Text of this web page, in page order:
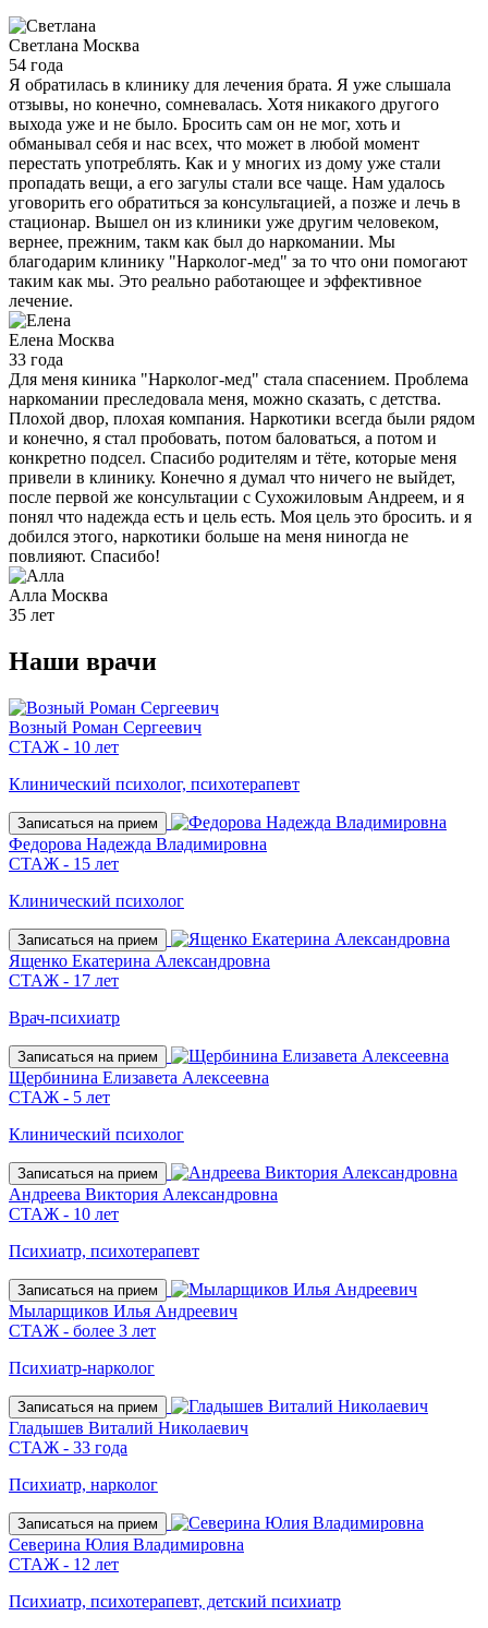
Светлана Москва
54 года
Я обратилась в клинику для лечения брата. Я уже слышала
отзывы, но конечно, сомневалась. Хотя никакого другого
выхода уже и не было. Бросить сам он не мог, хоть и
обманывал себя и нас всех, что может в любой момент
перестать употреблять. Как и у многих из дому уже стали
пропадать вещи, а его загулы стали все чаще. Нам удалось
уговорить его обратиться за консультацией, а позже и лечь в
стационар. Вышел он из клиники уже другим человеком,
вернее, прежним, такм как был до наркомании. Мы
благодарим клинику "Нарколог-мед" за то что они помогают
таким как мы. Это реально работающее и эффективное
лечение.
Елена Москва
33 года
Для меня киника "Нарколог-мед" стала спасением. Проблема
наркомании преследовала меня, можно сказать, с детства.
Плохой двор, плохая компания. Наркотики всегда были рядом
и конечно, я стал пробовать, потом баловаться, а потом и
конкретно подсел. Спасибо родителям и тёте, которые меня
привели в клинику. Конечно я думал что ничего не выйдет,
после первой же консультации с Сухожиловым Андреем, и я
понял что надежда есть и цель есть. Моя цель это бросить. и я
добился этого, наркотики больше на меня ниногда не
повлияют. Спасибо!
Алла Москва
35 лет
Наши врачи
Возный Роман Сергеевич
СТАЖ - 10 лет
Клинический психолог, психотерапевт
Записаться на прием
Федорова Надежда Владимировна
СТАЖ - 15 лет
Клинический психолог
Записаться на прием
Ященко Екатерина Александровна
СТАЖ - 17 лет
Врач-психиатр
Записаться на прием
Щербинина Елизавета Алексеевна
СТАЖ - 5 лет
Клинический психолог
Записаться на прием
Андреева Виктория Александровна
СТАЖ - 10 лет
Психиатр, психотерапевт
Записаться на прием
Мыларщиков Илья Андреевич
СТАЖ - более 3 лет
Психиатр-нарколог
Записаться на прием
Гладышев Виталий Николаевич
СТАЖ - 33 года
Психиатр, нарколог
Записаться на прием
Северина Юлия Владимировна
СТАЖ - 12 лет
Психиатр, психотерапевт, детский психиатр